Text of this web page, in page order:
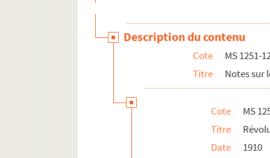
MS 1429. Papiers et notes de famille - famille
Description du contenu
Cote
MS 1251-
Titre
Notes sur
Cote
MS
Titre
Date
1910